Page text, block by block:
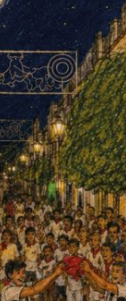
se
Navis y Los
el pasado